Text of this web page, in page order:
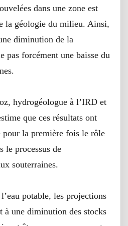
dans une zone est
la géologie du milieu. Ainsi,
diminution de la
pas forcément une baisse du
hydrogéologue à l’IRD et
que ces résultats ont
pour la première fois le rôle
le processus de
souterraines.
potable, les projections
à une diminution des stocks